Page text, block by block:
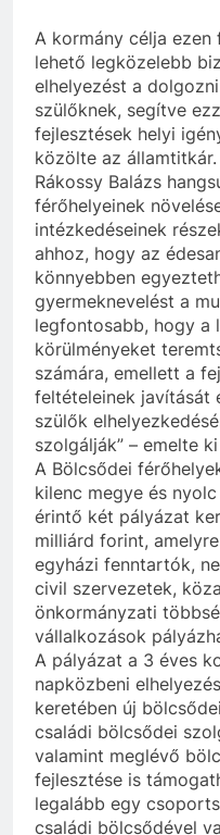
A kormány célja ezen
lehető legközelebb
elhelyezést a
szülőknek, segítve
fejlesztések helyi
közölte az államtitkár.
Rákossy Balázs
férőhelyeinek
intézkedéseinek
ahhoz, hogy az
könnyebben
gyermeknevelést a
legfontosabb, hogy a
körülményeket
számára, emellett a
feltételeinek javítását
szülők
szolgálják” – emelte
A Bölcsődei
kilenc megye és
érintő két pályázat
milliárd forint,
egyházi fenntartók,
civil szervezetek,
önkormányzati
vállalkozások
A pályázat a 3 éves
napközbeni
keretében új
családi bölcsődei
valamint meglévő
fejlesztése is
legalább egy
családi bölcsődével